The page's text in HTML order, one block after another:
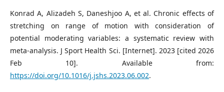
Konrad A, Alizadeh S, Daneshjoo A, et al. Chronic effects of
stretching on range of motion with consideration of
potential moderating variables: a systematic review with
meta-analysis. J Sport Health Sci. [Internet]. 2023 [cited 2026
Feb 10]. Available from:
https://doi.org/10.1016/j.jshs.2023.06.002.